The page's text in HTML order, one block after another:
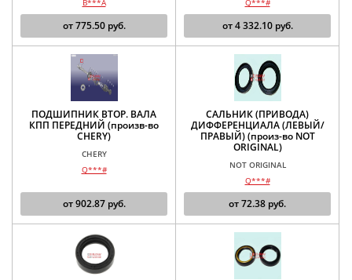
B***A
от775.50руб.
Q***#
от4 332.10руб.
ПОДШИПНИК ВТОР. ВАЛА
КПП ПЕРЕДНИЙ (произв-во
CHERY)
CHERY
Q***#
от902.87руб.
САЛЬНИК (ПРИВОДА)
ДИФФЕРЕНЦИАЛА (ЛЕВЫЙ/
ПРАВЫЙ) (произ-во NOT
ORIGINAL)
NOT ORIGINAL
Q***#
от72.38 руб.